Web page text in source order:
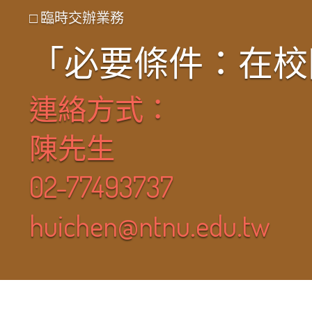
□ 臨時交辦業務
「必要條件：在
連絡方式：
陳先生
02-77493737
huichen@ntnu.edu.tw